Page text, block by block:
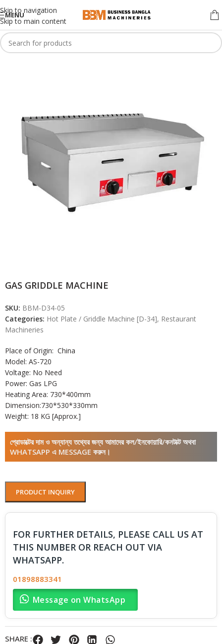
Skip to navigation
Skip to main content
MENU
GAS GRIDDLE MACHINE
SKU: BBM-D34-05
Categories: Hot Plate / Griddle Machine [D-34], Restaurant
Machineries
Place of Origin: China
Model: AS-720
Voltage: No Need
Power: Gas LPG
Heating Area: 730*400mm
Dimension:730*530*330mm
Weight: 18 KG [Approx.]
প্রোডাক্টের দাম ও অন্যান্য তথ্যের জন্য আমাদের কল/ইনকোয়ারি/কনটাক্ট অথবা
WHATSAPP এ MESSAGE করুন।
PRODUCT INQUIRY
FOR FURTHER DETAILS, PLEASE CALL US AT
THIS NUMBER OR REACH OUT VIA
WHATSAPP.
01898883341
Message on WhatsApp
SHARE :